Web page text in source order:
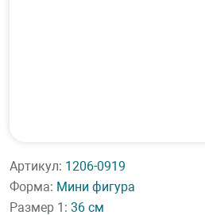
Артикул: 1206-0919
Форма: Мини фигура
Размер 1: 36 см